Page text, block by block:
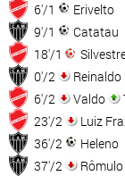
6'/1
Erivelto
9'/1
Catatau
18'/1
0'/2
Reinaldo
6'/2
Valdo
23'/2
Luiz
36'/2
Heleno
37'/2
Rômulo